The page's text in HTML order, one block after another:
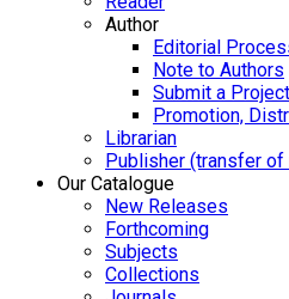
Author
Editorial
Note to Authors
Submit a Project
Promotion,
Librarian
Publisher (transfer of
Our Catalogue
New Releases
Forthcoming
Subjects
Collections